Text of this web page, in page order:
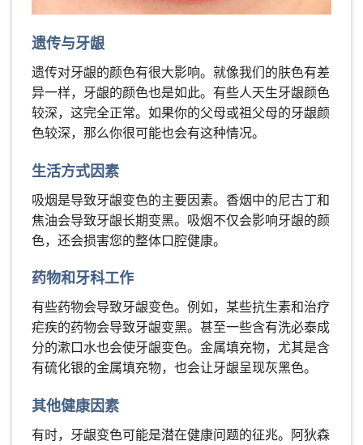
遗传与牙龈
遗传对牙龈的颜色有很大影响。就像我们的肤色有差
异一样，牙龈的颜色也是如此。有些人天生牙龈颜色
较深，这完全正常。如果你的父母或祖父母的牙龈颜
色较深，那么你很可能也会有这种情况。
生活方式因素
吸烟是导致牙龈变色的主要因素。香烟中的尼古丁和
焦油会导致牙龈长期变黑。吸烟不仅会影响牙龈的颜
色，还会损害您的整体口腔健康。
药物和牙科工作
有些药物会导致牙龈变色。例如，某些抗生素和治疗
疟疾的药物会导致牙龈变黑。甚至一些含有洗必泰成
分的漱口水也会使牙龈变色。金属填充物，尤其是含
有硫化银的金属填充物，也会让牙龈呈现灰黑色。
其他健康因素
有时，牙龈变色可能是潜在健康问题的征兆。阿狄森